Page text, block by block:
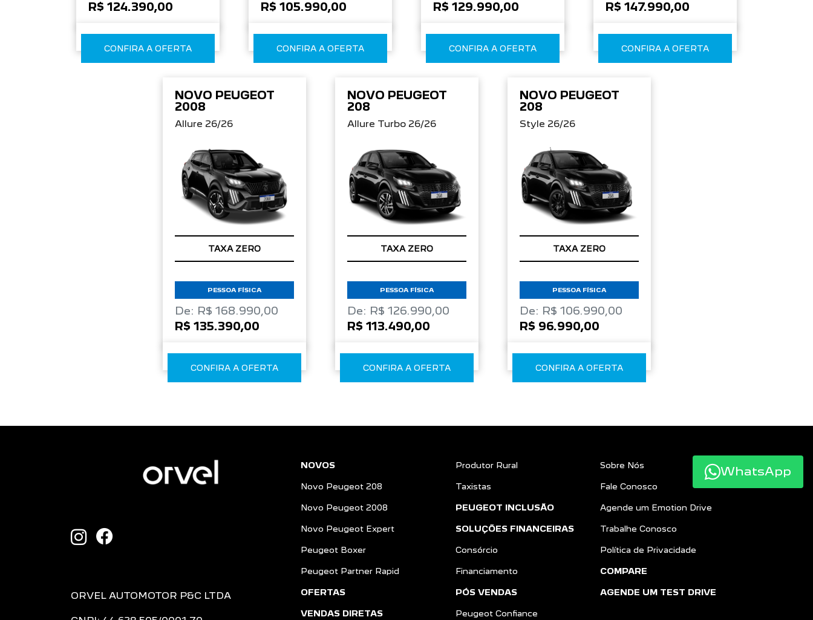
R$ 124.390,00
CONFIRA A OFERTA
R$ 105.990,00
CONFIRA A OFERTA
R$ 129.990,00
CONFIRA A OFERTA
R$ 147.990,00
CONFIRA A OFERTA
NOVO PEUGEOT
2008
Allure 26/26
TAXA ZERO
PESSOA FÍSICA
De: R$ 168.990,00
R$ 135.390,00
CONFIRA A OFERTA
NOVO PEUGEOT
208
Allure Turbo 26/26
TAXA ZERO
PESSOA FÍSICA
De: R$ 126.990,00
R$ 113.490,00
CONFIRA A OFERTA
NOVO PEUGEOT
208
Style 26/26
TAXA ZERO
PESSOA FÍSICA
De: R$ 106.990,00
R$ 96.990,00
CONFIRA A OFERTA
ORVEL AUTOMOTOR P&C LTDA
NOVOS
Novo Peugeot 208
Novo Peugeot 2008
Novo Peugeot Expert
Peugeot Boxer
Peugeot Partner Rapid
OFERTAS
VENDAS DIRETAS
Produtor Rural
Taxistas
PEUGEOT INCLUSÃO
SOLUÇÕES FINANCEIRAS
Consórcio
Financiamento
PÓS VENDAS
Peugeot Confiance
Sobre Nós
Fale Conosco
Agende um Emotion Drive
Trabalhe Conosco
Política de Privacidade
COMPARE
AGENDE UM TEST DRIVE
WhatsApp